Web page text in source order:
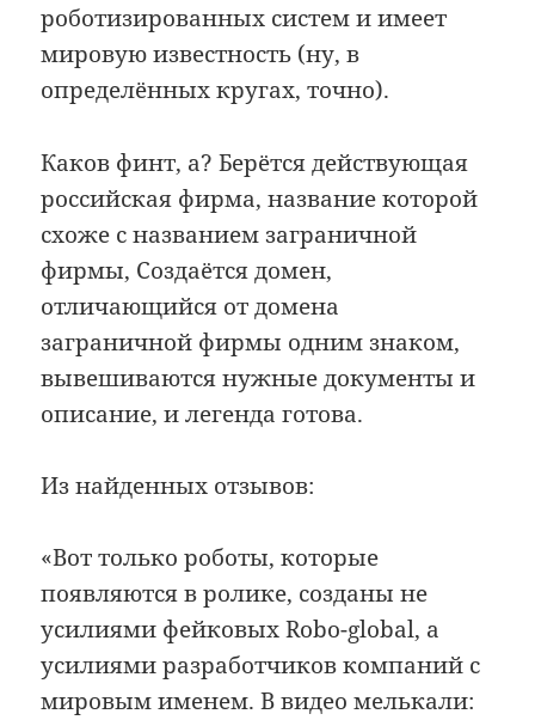
роботизированных систем и имеет
мировую известность (ну, в
определённых кругах, точно).
Каков финт, а? Берётся действующая
российская фирма, название которой
схоже с названием заграничной
фирмы, Создаётся домен,
отличающийся от домена
заграничной фирмы одним знаком,
вывешиваются нужные документы и
описание, и легенда готова.
Из найденных отзывов:
«Вот только роботы, которые
появляются в ролике, созданы не
усилиями фейковых Robo-global, а
усилиями разработчиков компаний с
мировым именем. В видео мелькали: